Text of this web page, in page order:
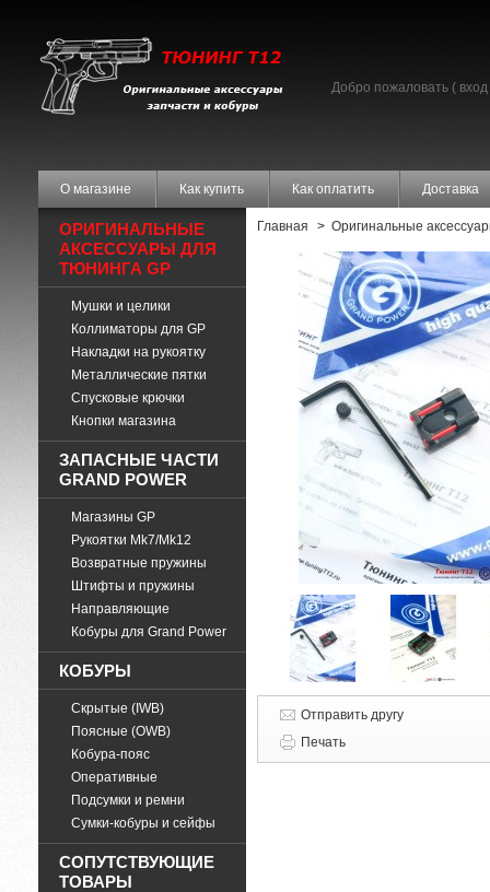
О магазине Как купить Как оплатить Доставка
Добро пожаловать ( вход
ОРИГИНАЛЬНЫЕ
АКСЕССУАРЫ ДЛЯ
ТЮНИНГА GP
Мушки и целики
Коллиматоры для GP
Накладки на рукоятку
Металлические пятки
Спусковые крючки
Кнопки магазина
ЗАПАСНЫЕ ЧАСТИ
GRAND POWER
Магазины GP
Рукоятки Mk7/Mk12
Возвратные пружины
Штифты и пружины
Направляющие
Кобуры для Grand Power
КОБУРЫ
Скрытые (IWB)
Поясные (OWB)
Кобура-пояс
Оперативные
Подсумки и ремни
Cумки-кобуры и сейфы
СОПУТСТВУЮЩИЕ
ТОВАРЫ
Главная > Оригинальные
Отправить другу
Печать